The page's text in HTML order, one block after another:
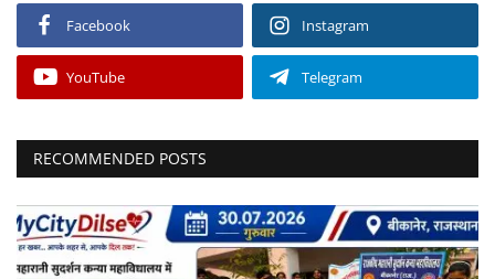
Facebook Instagram
YouTube Telegram
RECOMMENDED POSTS